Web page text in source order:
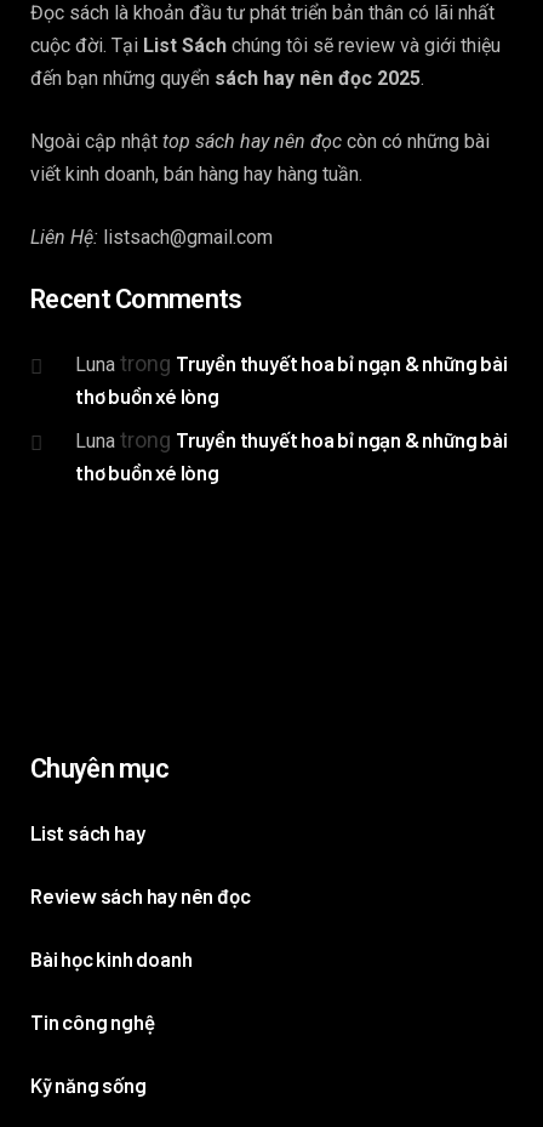
Đọc sách là khoản đầu tư phát triển bản thân có lãi nhất
cuộc đời. Tại List Sách chúng tôi sẽ review và giới thiệu
đến bạn những quyển sách hay nên đọc 2025.
Ngoài cập nhật top sách hay nên đọc còn có những bài
viết kinh doanh, bán hàng hay hàng tuần.
Liên Hệ: listsach@gmail.com
Recent Comments
Luna trong Truyền thuyết hoa bỉ ngạn & những bài
thơ buồn xé lòng
Luna trong Truyền thuyết hoa bỉ ngạn & những bài
thơ buồn xé lòng
Chuyên mục
List sách hay
Review sách hay nên đọc
Bài học kinh doanh
Tin công nghệ
Kỹ năng sống